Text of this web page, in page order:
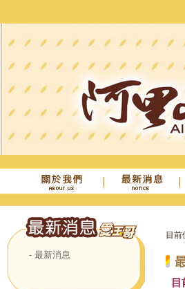
目前
最
- 最新消息